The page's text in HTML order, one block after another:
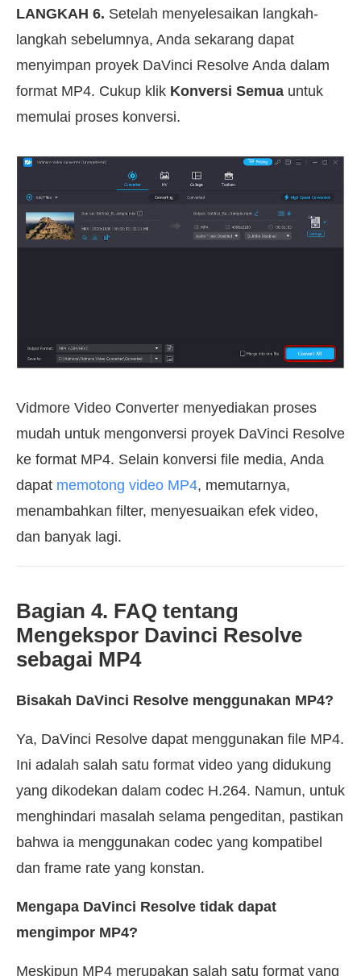
LANGKAH 6. Setelah menyelesaikan langkah-
langkah sebelumnya, Anda sekarang dapat
menyimpan proyek DaVinci Resolve Anda dalam
format MP4. Cukup klik Konversi Semua untuk
memulai proses konversi.
Vidmore Video Converter menyediakan proses
mudah untuk mengonversi proyek DaVinci Resolve
ke format MP4. Selain konversi file media, Anda
dapat memotong video MP4, memutarnya,
menambahkan filter, menyesuaikan efek video,
dan banyak lagi.
Bagian 4. FAQ tentang
Mengekspor Davinci Resolve
sebagai MP4
Bisakah DaVinci Resolve menggunakan MP4?
Ya, DaVinci Resolve dapat menggunakan file MP4.
Ini adalah salah satu format video yang didukung
yang dikodekan dalam codec H.264. Namun, untuk
menghindari masalah selama pengeditan, pastikan
bahwa ia menggunakan codec yang kompatibel
dan frame rate yang konstan.
Mengapa DaVinci Resolve tidak dapat
mengimpor MP4?
Meskipun MP4 merupakan salah satu format yang